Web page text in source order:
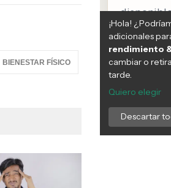
BIENESTAR FÍSICO